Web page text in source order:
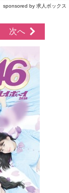
sponsored by 求人ボックス
次へ